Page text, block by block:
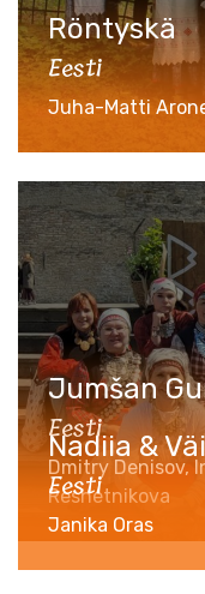
Röntyskä
Eesti
Juha-Matti
Jumšan
Eesti
Dmitry Denisov,
Reshetnikova
Nadiia &
Eesti
Janika Oras